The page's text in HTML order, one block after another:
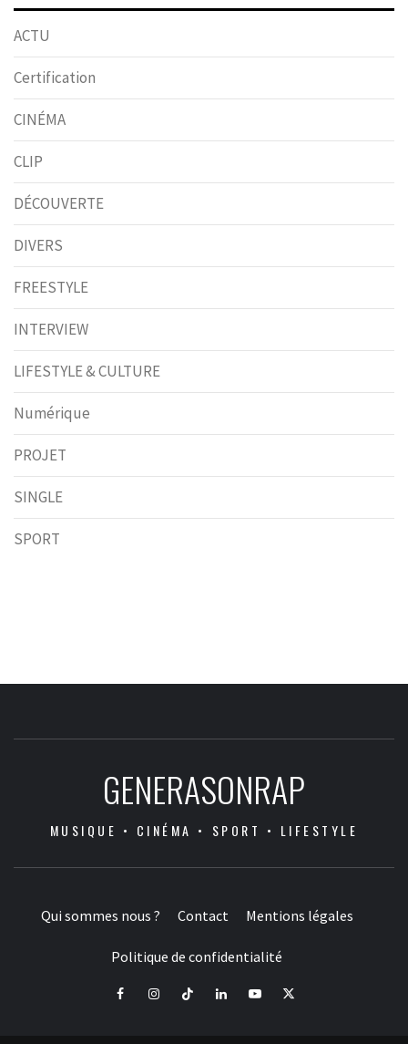
ACTU
Certification
CINÉMA
CLIP
DÉCOUVERTE
DIVERS
FREESTYLE
INTERVIEW
LIFESTYLE & CULTURE
Numérique
PROJET
SINGLE
SPORT
GENERASONRAP
MUSIQUE • CINÉMA • SPORT • LIFESTYLE
Qui sommes nous ? Contact Mentions légales
Politique de confidentialité
FacebookInstagramTiktok LinkedInYoutube
X